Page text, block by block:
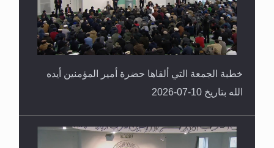
خطبة الجمعة التي ألقاها حضرة أمير المؤمنين أيده
الله بتاريخ 10-07-2026